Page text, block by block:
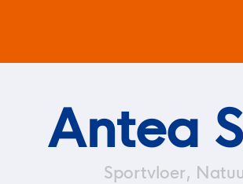
Antea
Sportvloer,